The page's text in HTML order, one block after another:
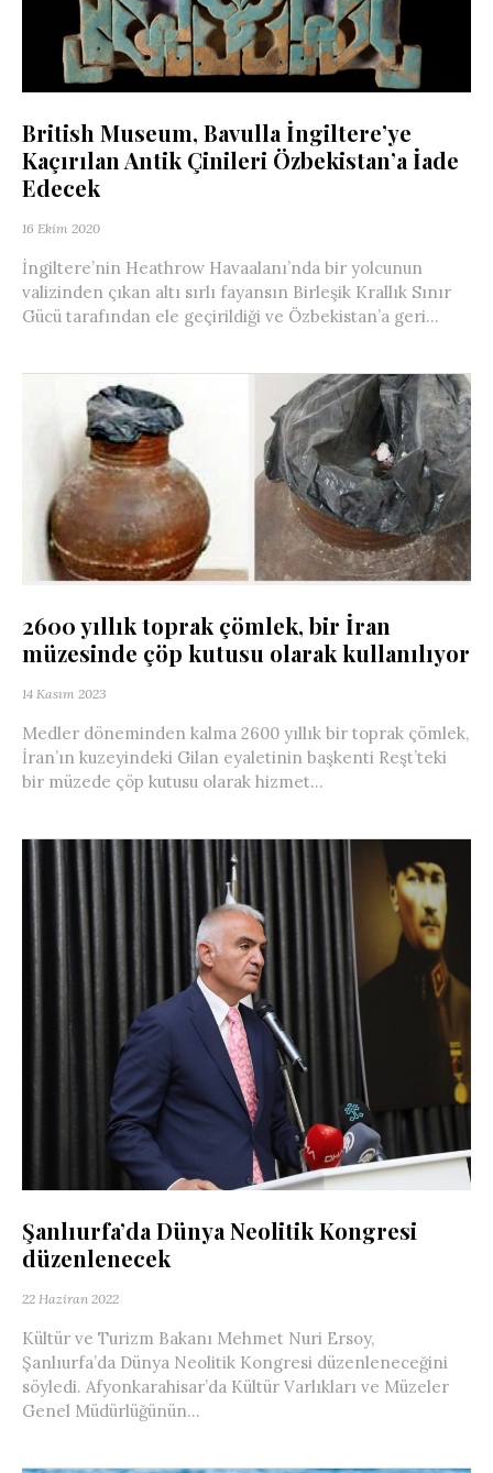
British Museum, Bavulla İngiltere’ye
Kaçırılan Antik Çinileri Özbekistan’a İade
Edecek
16 Ekim 2020
İngiltere’nin Heathrow Havaalanı’nda bir yolcunun
valizinden çıkan altı sırlı fayansın Birleşik Krallık Sınır
Gücü tarafından ele geçirildiği ve Özbekistan’a geri...
2600 yıllık toprak çömlek, bir İran
müzesinde çöp kutusu olarak kullanılıyor
14 Kasım 2023
Medler döneminden kalma 2600 yıllık bir toprak çömlek,
İran’ın kuzeyindeki Gilan eyaletinin başkenti Reşt’teki
bir müzede çöp kutusu olarak hizmet...
Şanlıurfa’da Dünya Neolitik Kongresi
düzenlenecek
22 Haziran 2022
Kültür ve Turizm Bakanı Mehmet Nuri Ersoy,
Şanlıurfa’da Dünya Neolitik Kongresi düzenleneceğini
söyledi. Afyonkarahisar’da Kültür Varlıkları ve Müzeler
Genel Müdürlüğünün...